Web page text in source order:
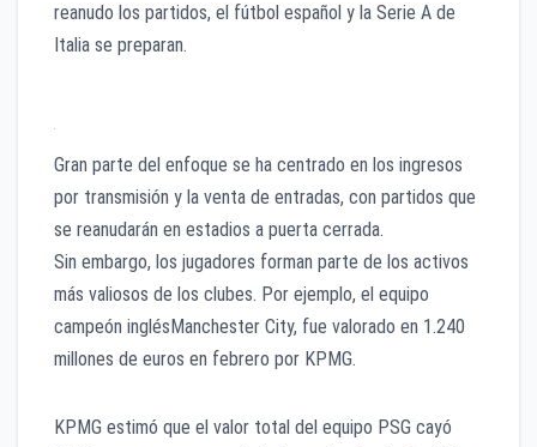
reanudo los partidos, el fútbol español y la Serie A de
Italia se preparan.
Gran parte del enfoque se ha centrado en los ingresos
por transmisión y la venta de entradas, con partidos que
se reanudarán en estadios a puerta cerrada.
Sin embargo, los jugadores forman parte de los activos
más valiosos de los clubes. Por ejemplo, el equipo
campeón inglésManchester City, fue valorado en 1.240
millones de euros en febrero por KPMG.
KPMG estimó que el valor total del equipo PSG cayó